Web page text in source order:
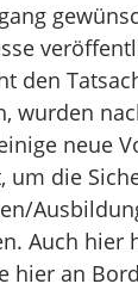
den
wurden
neue
um die
Auch hier
hier an